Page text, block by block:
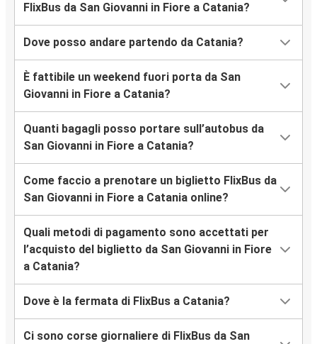
FlixBus da San Giovanni in Fiore a Catania?
Dove posso andare partendo da Catania?
È fattibile un weekend fuori porta da San
Giovanni in Fiore a Catania?
Quanti bagagli posso portare sull’autobus da
San Giovanni in Fiore a Catania?
Come faccio a prenotare un biglietto FlixBus da
San Giovanni in Fiore a Catania online?
Quali metodi di pagamento sono accettati per
l’acquisto del biglietto da San Giovanni in Fiore
a Catania?
Dove è la fermata di FlixBus a Catania?
Ci sono corse giornaliere di FlixBus da San